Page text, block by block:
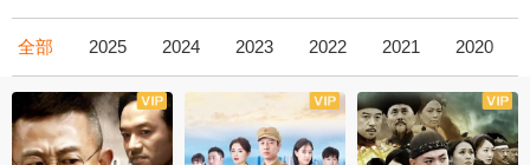
全部 2025 2024 2023 2022 2021 2020
全43集 全36集 全34集